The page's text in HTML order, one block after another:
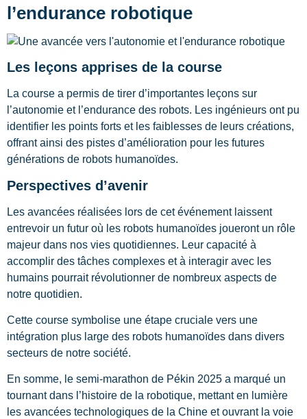
l’endurance robotique
Les leçons apprises de la course
La course a permis de tirer d’importantes leçons sur
l’autonomie et l’endurance des robots. Les ingénieurs ont pu
identifier les points forts et les faiblesses de leurs créations,
offrant ainsi des pistes d’amélioration pour les futures
générations de robots humanoïdes.
Perspectives d’avenir
Les avancées réalisées lors de cet événement laissent
entrevoir un futur où les robots humanoïdes joueront un rôle
majeur dans nos vies quotidiennes. Leur capacité à
accomplir des tâches complexes et à interagir avec les
humains pourrait révolutionner de nombreux aspects de
notre quotidien.
Cette course symbolise une étape cruciale vers une
intégration plus large des robots humanoïdes dans divers
secteurs de notre société.
En somme, le semi-marathon de Pékin 2025 a marqué un
tournant dans l’histoire de la robotique, mettant en lumière
les avancées technologiques de la Chine et ouvrant la voie